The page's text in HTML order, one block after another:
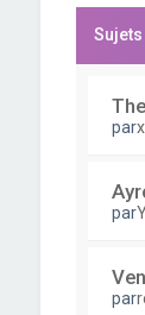
Sujets
par
par
par